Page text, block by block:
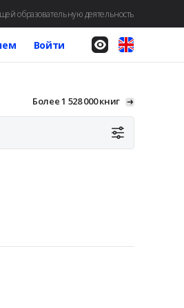
образовательную деятельность
Войти
Более 1 528 000 книг